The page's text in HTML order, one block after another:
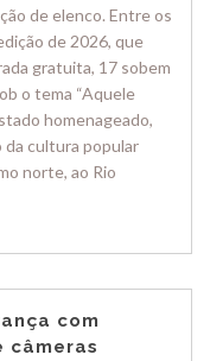
de elenco. Entre os
de 2026, que
gratuita, 17 sobem
o tema “Aquele
homenageado,
da cultura popular
norte, ao Rio
com
câmeras